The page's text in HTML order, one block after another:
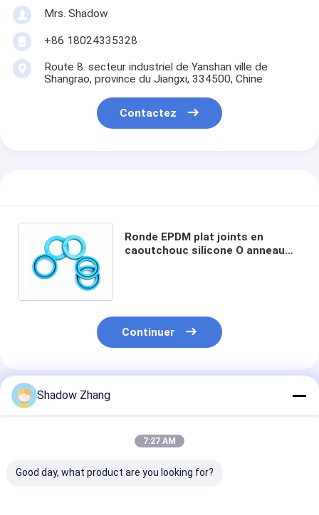
Mrs. Shadow
+86 18024335328
Route 8. secteur industriel de Yanshan ville de
Shangrao, province du Jiangxi, 334500, Chine
Contactez
Ronde EPDM plat joints en
caoutchouc silicone O anneau
Continuer
Produits Recommandés
Shadow Zhang
7:27 AM
Good day, what product are you looking for?